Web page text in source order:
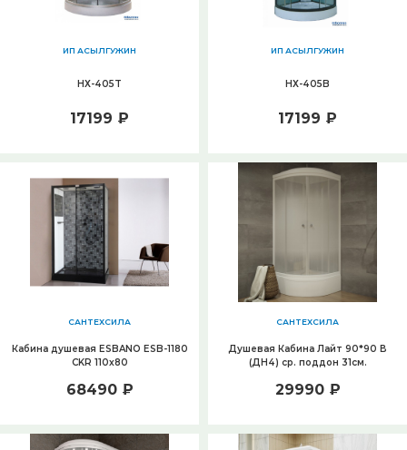
ИП АСЫЛГУЖИН
НХ-405Т
17199 ₽
ИП АСЫЛГУЖИН
НХ-405B
17199 ₽
САНТЕХСИЛА
Кабина душевая ESBANO ESB-1180
СKR 110x80
68490 ₽
САНТЕХСИЛА
Душевая Кабина Лайт 90*90 В
(ДН4) ср. поддон 31см.
29990 ₽